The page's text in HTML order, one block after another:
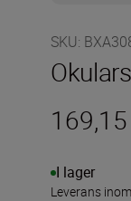
SKU:
I lager
Leverans